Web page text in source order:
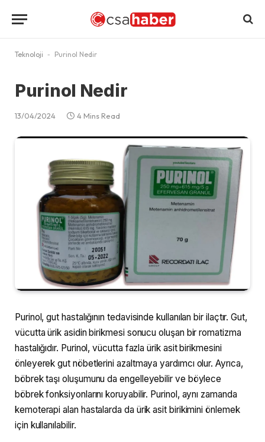
Teknoloji - Purinol Nedir
Purinol Nedir
13/04/2024 4 Mins Read
Purinol, gut hastalığının tedavisinde kullanılan bir ilaçtır. Gut,
vücutta ürik asidin birikmesi sonucu oluşan bir romatizma
hastalığıdır. Purinol, vücutta fazla ürik asit birikmesini
önleyerek gut nöbetlerini azaltmaya yardımcı olur. Ayrıca,
böbrek taşı oluşumunu da engelleyebilir ve böylece
böbrek fonksiyonlarını koruyabilir. Purinol, aynı zamanda
kemoterapi alan hastalarda da ürik asit birikimini önlemek
için kullanılabilir.